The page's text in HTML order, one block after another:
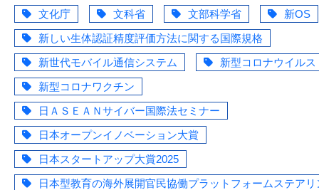
文化庁 文科省 文部科学省
新OS
新しい生体認証精度評価方法に関する国際規格
新世代モバイル通信システム
新型コロナウイルス
新型コロナワクチン
日ＡＳＥＡＮサイバー国際法セミナー
日本オープンイノベーション大賞
日本スタートアップ大賞2025
日本型教育の海外展開官民協働プラットフォームステアリ